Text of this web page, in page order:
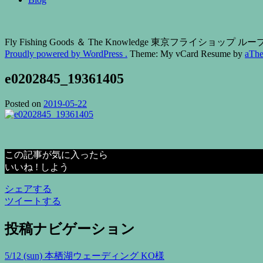
Fly Fishing Goods ＆ The Knowledge 東京フライショップ ルー
Proudly powered by WordPress . Theme: My vCard Resume by
e0202845_19361405
Posted on 2019-05-22
この記事が気に入ったら
いいね ! しよう
シェアする
ツイートする
投稿ナビゲーション
5/12 (sun) 本栖湖ウェーディング KO様